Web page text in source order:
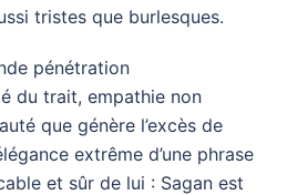
tristes que burlesques.
pénétration
du trait, empathie non
que génère l’excès de
extrême d’une phrase
et sûr de lui : Sagan est